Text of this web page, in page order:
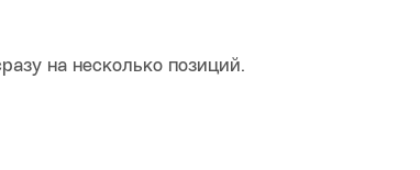
на несколько позиций.